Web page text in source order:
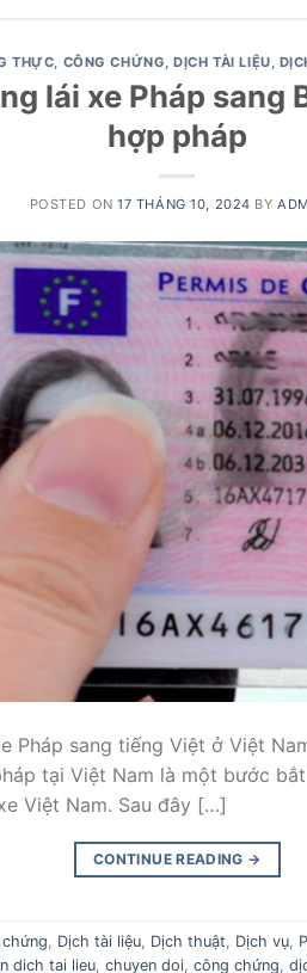
THỰC, CÔNG CHỨNG,DỊCH TÀI LIỆU,
lái xe Pháp sang
hợp pháp
POSTED ON17 THÁNG 10, 2024 BY
Pháp sang tiếng Việt ở Việt
tại Việt Nam là một bước
Việt Nam. Sau đây […]
CONTINUE READING →
Dịch tài liệu Dịch thuật Dịch vụ
dich tai lieu chuyen doi công chứng